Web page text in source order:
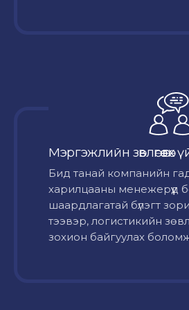
Мэргэжлийн зөвлөгөө
Бид танай компанийн
харилцааны менежерүүд
шаардлагатай бүлэгт
тээвэр, логистикийн
зохион байгуулах